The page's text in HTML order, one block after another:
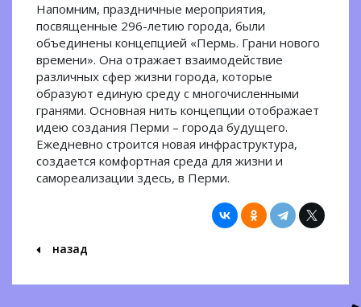
Напомним, праздничные мероприятия,
посвященные 296-летию города, были
объединены концепцией «Пермь. Грани нового
времени». Она отражает взаимодействие
различных сфер жизни города, которые
образуют единую среду с многочисленными
гранями. Основная нить концепции отображает
идею создания Перми – города будущего.
Ежедневно строится новая инфраструктура,
создается комфортная среда для жизни и
самореализации здесь, в Перми.
назад